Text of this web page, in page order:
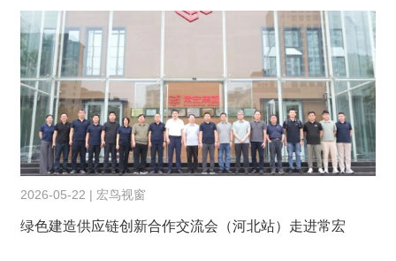
2026-05-22 | 宏鸟视窗
绿色建造供应链创新合作交流会（河北站）走进常宏